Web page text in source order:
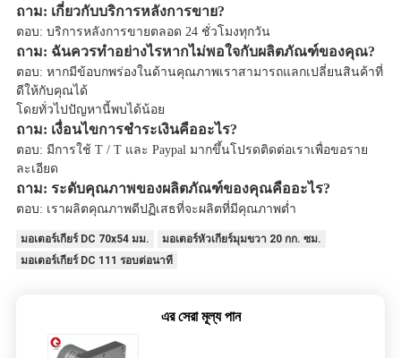
ถาม: เกี่ยวกับบริการหลังการขาย?
ตอบ: บริการหลังการขายตลอด 24 ชั่วโมงทุกวัน
ถาม: ฉันควรทำอย่างไรหากไม่พอใจกับผลิตภัณฑ์ของคุณ?
ตอบ: หากมีข้อบกพร่องในด้านคุณภาพเราสามารถแลกเปลี่ยนสินค้าที่
ดีให้กับคุณได้
โดยทั่วไปปัญหานี้พบได้น้อย
ถาม: เงื่อนไขการชำระเงินคืออะไร?
ตอบ: มีการใช้ T / T และ Paypal มากขึ้นโปรดติดต่อเราเพื่อขอราย
ละเอียด
ถาม: ระดับคุณภาพของผลิตภัณฑ์ของคุณคืออะไร?
ตอบ: เราผลิตคุณภาพดีปฏิเสธที่จะผลิตที่มีคุณภาพต่ำ
มอเตอร์เกียร์ DC 70x54 มม.
มอเตอร์หัวเกียร์มุมขวา 20 กก. ซม.
มอเตอร์เกียร์ DC 111 รอบต่อนาที
এর সেরা মূল্য পান